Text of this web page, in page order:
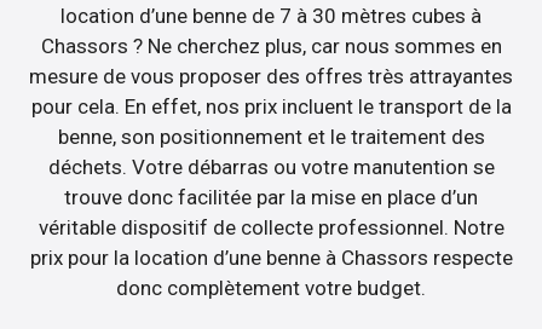
location d’une benne de 7 à 30 mètres cubes à
Chassors ? Ne cherchez plus, car nous sommes en
mesure de vous proposer des offres très attrayantes
pour cela. En effet, nos prix incluent le transport de la
benne, son positionnement et le traitement des
déchets. Votre débarras ou votre manutention se
trouve donc facilitée par la mise en place d’un
véritable dispositif de collecte professionnel. Notre
prix pour la location d’une benne à Chassors respecte
donc complètement votre budget.